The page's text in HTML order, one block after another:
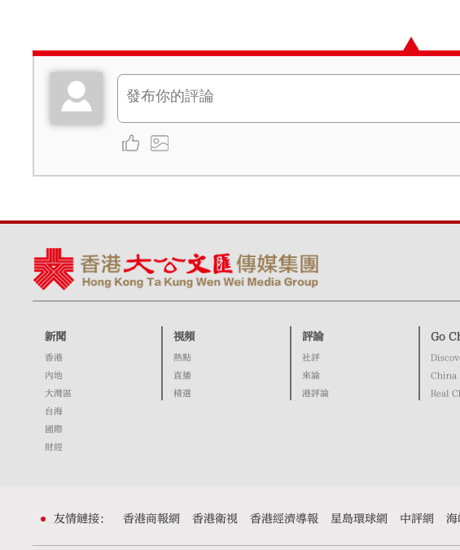
新聞
香港
內地
大灣區
台海
國際
財經
視頻
熱點
直播
精選
評論
社評
來論
港評論
Go
China
Real
友情鏈接： 香港商報網 香港衛視 香港經濟導報 星島環球網 中評網 海